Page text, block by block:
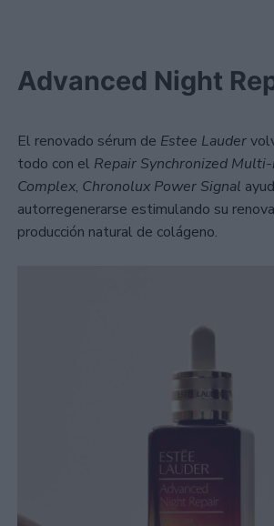
Advanced Night
El renovado sérum de Estee Lauder
todo con el Repair Synchronized
Complex, Chronolux Power Signal
autorregenerarse estimulando su
producción natural de colágeno.